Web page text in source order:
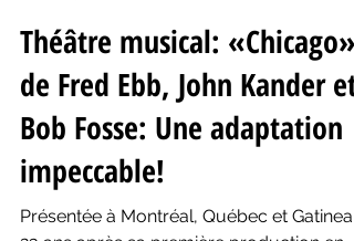
7 juil. 2025
4 min de lecture
Théâtre musical: «Chicago»
de Fred Ebb, John Kander et
Bob Fosse: Une adaptation
impeccable!